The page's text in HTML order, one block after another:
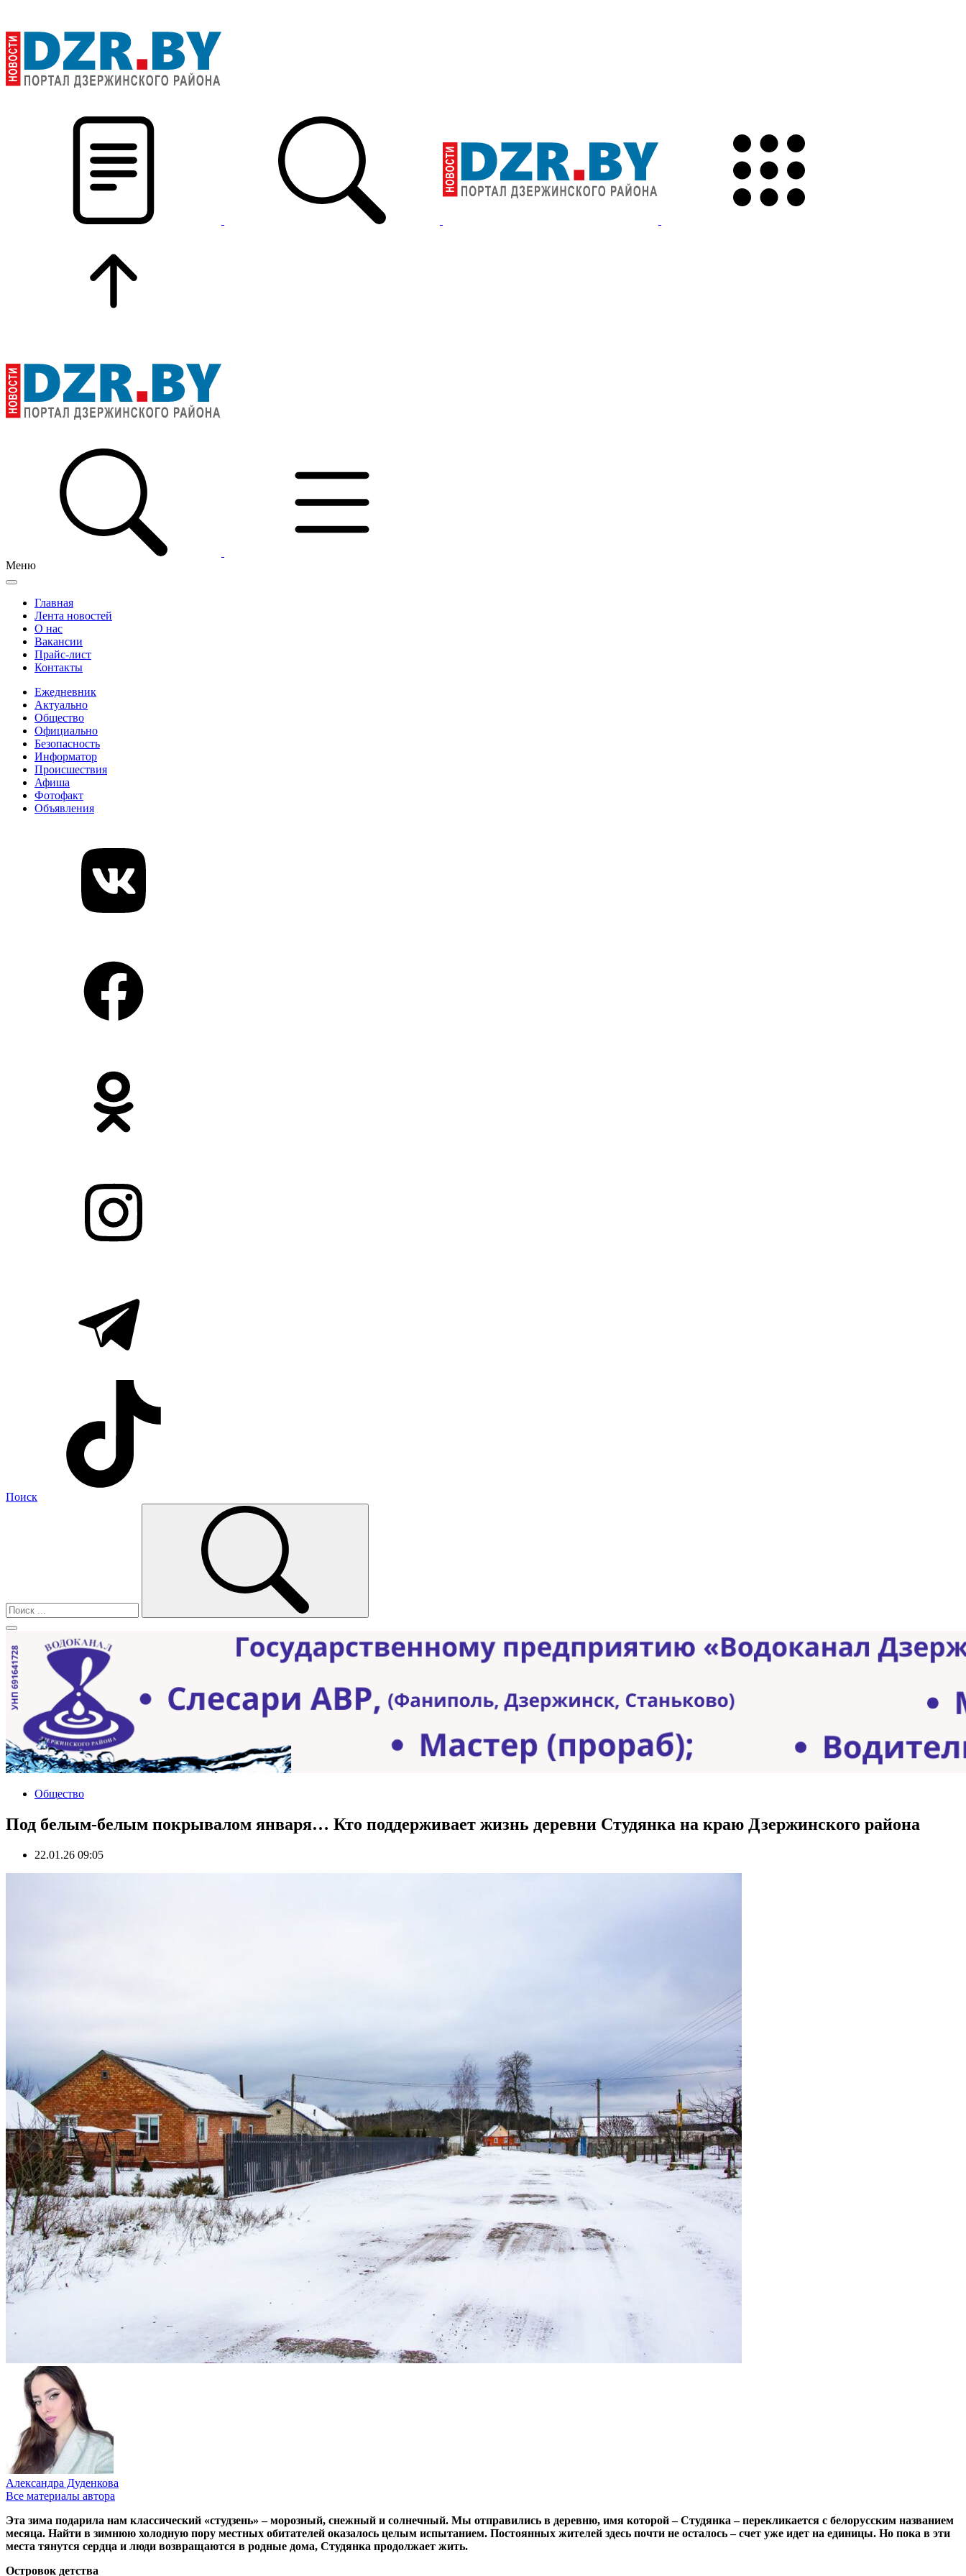
Меню
Главная
Лента новостей
О нас
Вакансии
Прайс-лист
Контакты
Ежедневник
Актуально
Общество
Официально
Безопасность
Информатор
Происшествия
Афиша
Фотофакт
Объявления
Поиск
Общество
Под белым-белым покрывалом января… Кто поддерживает жизнь деревни Студянка на краю Дзержинского района
22.01.26 09:05
Александра Дуденкова
Все материалы автора
Эта зима подарила нам классический «студзень» – морозный, снежный и солнечный. Мы отправились в деревню, имя которой – Студянка – перекликается с белорусским названием
месяца. Найти в зимнюю холодную пору местных обитателей оказалось целым испытанием. Постоянных жителей здесь почти не осталось–счет уже идет на единицы. Но пока в эти
места тянутся сердца и люди возвращаются в родные дома, Студянка продолжает жить.
Островок детства